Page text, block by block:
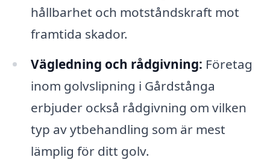
hållbarhet och motståndskraft mot
framtida skador.
Vägledning och rådgivning: Företag
inom golvslipning i Gårdstånga
erbjuder också rådgivning om vilken
typ av ytbehandling som är mest
lämplig för ditt golv.